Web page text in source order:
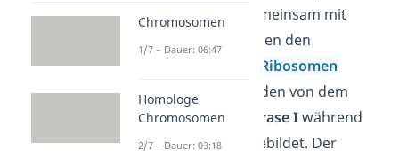
Art der
, die gemeinsam mit
ribosomalen Proteinen den
Ribosomen
darstellt. rRNAs werden von dem
EnzymRNA-Polymerase Iwährend
derTranskription
gebildet. Der
Chromosomen
1/7 – Dauer: 06:47
Homologe
Chromosomen
2/7 – Dauer: 03:18